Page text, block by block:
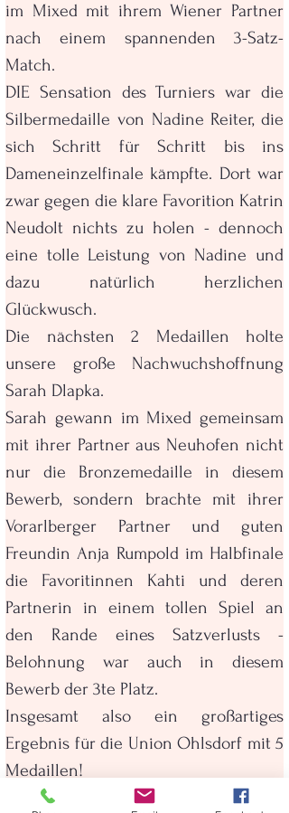
im Mixed mit ihrem Wiener Partner
nach einem spannenden 3-Satz-
Match.
DIE Sensation des Turniers war die
Silbermedaille von Nadine Reiter, die
sich Schritt für Schritt bis ins
Dameneinzelfinale kämpfte. Dort war
zwar gegen die klare Favorition Katrin
Neudolt nichts zu holen - dennoch
eine tolle Leistung von Nadine und
dazu natürlich herzlichen
Glückwusch.
Die nächsten 2 Medaillen holte
unsere große Nachwuchshoffnung
Sarah Dlapka.
Sarah gewann im Mixed gemeinsam
mit ihrer Partner aus Neuhofen nicht
nur die Bronzemedaille in diesem
Bewerb, sondern brachte mit ihrer
Vorarlberger Partner und guten
Freundin Anja Rumpold im Halbfinale
die Favoritinnen Kahti und deren
Partnerin in einem tollen Spiel an
den Rande eines Satzverlusts -
Belohnung war auch in diesem
Bewerb der 3te Platz.
Insgesamt also ein großartiges
Ergebnis für die Union Ohlsdorf mit 5
Medaillen!